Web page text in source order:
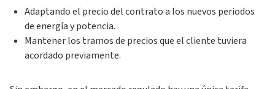
Adaptando el precio del contrato a los nuevos periodos
de energía y potencia.
Mantener los tramos de precios que el cliente tuviera
acordado previamente.